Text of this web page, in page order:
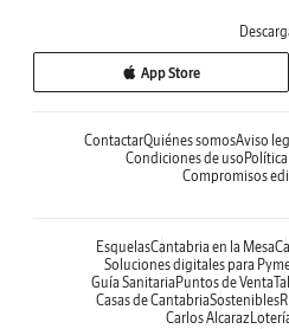
App Store
ContactarQuiénes somosAviso
Condiciones de uso
Compromisos
EsquelasCantabria en la Mesa
Soluciones digitales para
Guía Sanitaria Puntos de Venta
Casas de CantabriaSostenibles
Carlos Alcaraz